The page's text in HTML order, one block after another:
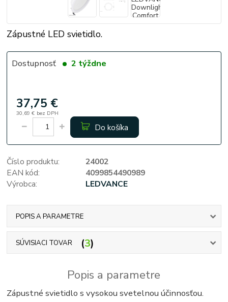
Zápustné LED svietidlo.
Dostupnosť 2 týždne
37,75 €
30,69 € bez DPH
Do košíka
Číslo produktu:
24002
EAN kód:
4099854490989
Výrobca:
LEDVANCE
POPIS A PARAMETRE
SÚVISIACI TOVAR 3
Popis a parametre
Zápustné svietidlo s vysokou svetelnou účinnosťou.